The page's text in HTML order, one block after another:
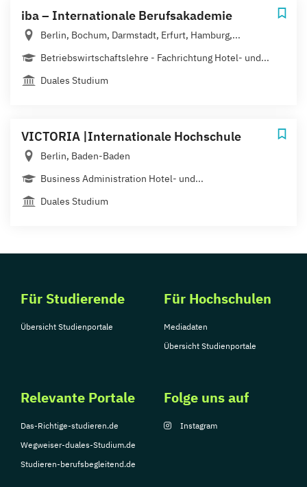
iba – Internationale Berufsakademie
Berlin, Bochum, Darmstadt, Erfurt, Hamburg,...
Betriebswirtschaftslehre - Fachrichtung Hotel- und...
Duales Studium
VICTORIA |Internationale Hochschule
Berlin, Baden-Baden
Business Administration Hotel- und...
Duales Studium
Für Studierende
Übersicht Studienportale
Für Hochschulen
Mediadaten
Übersicht Studienportale
Relevante Portale
Das-Richtige-studieren.de
Wegweiser-duales-Studium.de
Studieren-berufsbegleitend.de
Folge uns auf
Instagram